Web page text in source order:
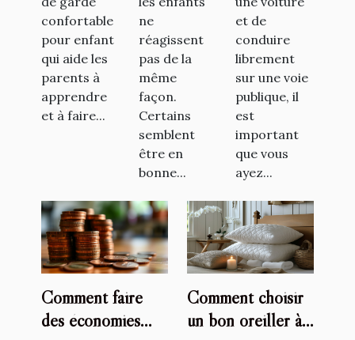
confortable
pour enfant
qui aide les
parents à
apprendre
et à faire...
ne
réagissent
pas de la
même
façon.
Certains
semblent
être en
bonne...
conduire
et de
conduire
librement
sur une voie
publique, il
est
important
que vous
ayez...
Comment faire
des économies
Comment choisir
un bon oreiller à